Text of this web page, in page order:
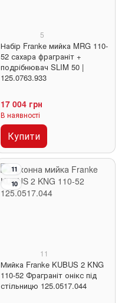
5
Набір Franke мийка MRG 110-
52 сахара фраграніт +
подрібнювач SLIM 50 |
125.0763.933
17 004 грн
В наявності
Купити
11
10
11
Мийка Franke KUBUS 2 KNG
110-52 Фраграніт онікс під
стільницю 125.0517.044